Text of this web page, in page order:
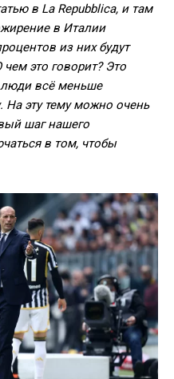
в La Repubblica, и там
в Италии
из них будут
это говорит? Это
всё меньше
На эту тему можно очень
шаг нашего
в том, чтобы